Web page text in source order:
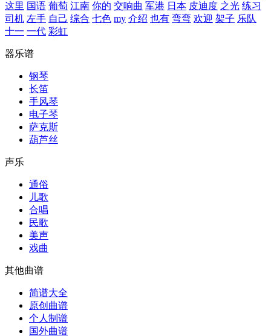
这里 国语 葡萄 江南 你的 交响曲 军港 日本 皮迪度 之光 练习
司机 左手 自己 综合 七色 my 介绍 也有 弯弯 欢迎 架子 乐队
十一 一代 彩虹
器乐谱
钢琴
长笛
手风琴
电子琴
萨克斯
葫芦丝
声乐
通俗
儿歌
合唱
民歌
美声
戏曲
其他曲谱
简谱大全
原创曲谱
个人制谱
国外曲谱